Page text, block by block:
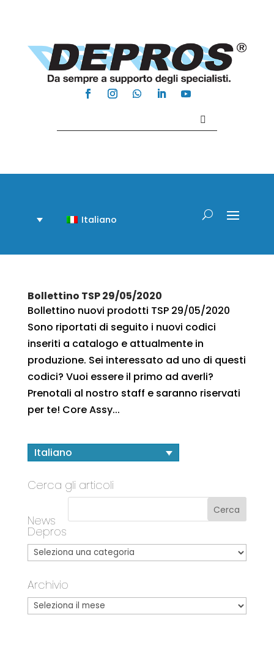
Italiano
Bollettino TSP 29/05/2020
Bollettino nuovi prodotti TSP 29/05/2020
Sono riportati di seguito i nuovi codici
inseriti a catalogo e attualmente in
produzione. Sei interessato ad uno di questi
codici? Vuoi essere il primo ad averli?
Prenotali al nostro staff e saranno riservati
per te! Core Assy...
Italiano
Cerca gli articoli
News
Depros
Archivio